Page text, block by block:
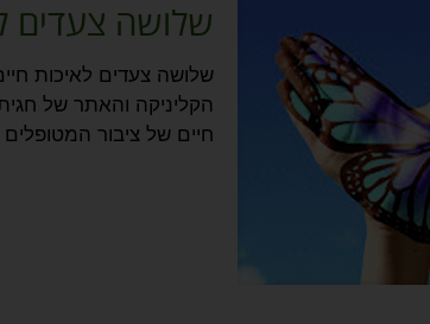
שלושה צעדים
שלושה צעדים לאיכות
הקליניקה והאתר של
חיים של ציבור המטופלים